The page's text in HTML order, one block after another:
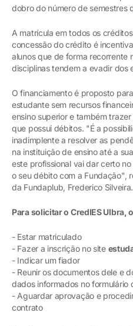
dobro do número de semestres
A matrícula em todos os
concessão do crédito é
alunos que de forma recorrente
disciplinas tendem a evadir dos
O financiamento é proposto
estudante sem recursos
ensino superior e também
que possui débitos. "É a
inadimplente a resolver as
na instituição de ensino até a
este profissional vai dar certo
o seu débito com a Fundação",
da Fundaplub, Frederico Silveira.
Para solicitar o CredIES Ulbra,
- Estar matriculado
- Fazer a inscrição no site
- Indicar um fiador
- Reunir os documentos dele e
dados informados no formulário
- Aguardar aprovação e
contrato